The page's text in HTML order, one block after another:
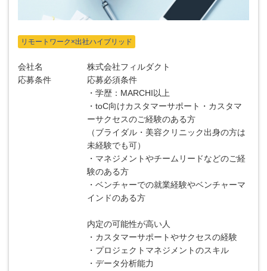
リモートワーク×出社ハイブリッド
会社名
株式会社フィルダクト
応募条件
応募必須条件
・学歴：MARCHI以上
・toC向けカスタマーサポート・カスタマ
ーサクセスのご経験のある方
（ブライダル・美容クリニック出身の方は
未経験でも可）
・マネジメントやチームリードなどのご経
験のある方
・ベンチャーでの就業経験やベンチャーマ
インドのある方
内定の可能性が高い人
・カスタマーサポートやサクセスの経験
・プロジェクトマネジメントのスキル
・データ分析能力